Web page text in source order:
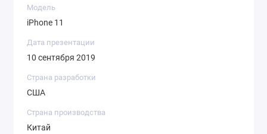
Модель
iPhone 11
Дата презентации
10 сентября 2019
Страна разработки
США
Страна производства
Китай